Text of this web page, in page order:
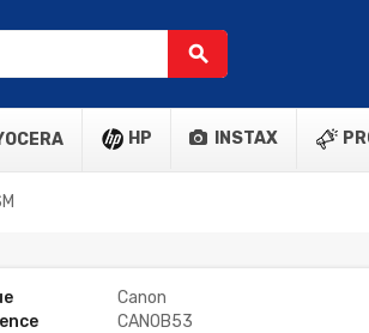
search
HP INSTAX
Canon
CANOB53